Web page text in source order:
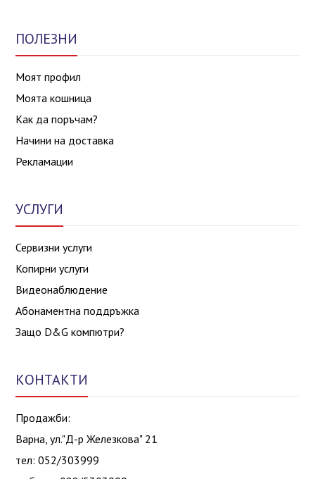
ПОЛЕЗНИ
Моят профил
Моята кошница
Как да поръчам?
Начини на доставка
Рекламации
УСЛУГИ
Сервизни услуги
Копирни услуги
Видеонаблюдение
Абонаментна поддръжка
Защо D&G компютри?
КОНТАКТИ
Продажби:
Варна, ул."Д-р Железкова" 21
тел: 052/303999